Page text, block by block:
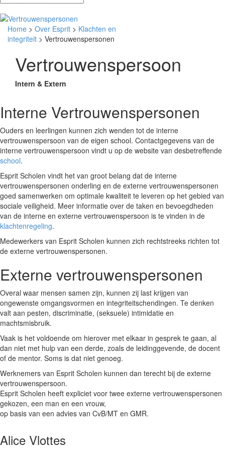
Home > Over Esprit > Klachten en
integriteit > Vertrouwenspersonen
Vertrouwenspersoon
Intern & Extern
Interne Vertrouwenspersonen
Ouders en leerlingen kunnen zich wenden tot de interne
vertrouwenspersoon van de eigen school. Contactgegevens van de
interne vertrouwenspersoon vindt u op de website van desbetreffende
school.
Esprit Scholen vindt het van groot belang dat de interne
vertrouwenspersonen onderling en de externe vertrouwenspersonen
goed samenwerken om optimale kwaliteit te leveren op het gebied van
sociale veiligheid. Meer informatie over de taken en bevoegdheden
van de interne en externe vertrouwenspersoon is te vinden in de
klachtenregeling.
Medewerkers van Esprit Scholen kunnen zich rechtstreeks richten tot
de externe vertrouwenspersonen.
Externe vertrouwenspersonen
Overal waar mensen samen zijn, kunnen zij last krijgen van
ongewenste omgangsvormen en integriteitschendingen. Te denken
valt aan pesten, discriminatie, (seksuele) intimidatie en
machtsmisbruik.
Vaak is het voldoende om hierover met elkaar in gesprek te gaan, al
dan niet met hulp van een derde, zoals de leidinggevende, de docent
of de mentor. Soms is dat niet genoeg.
Werknemers van Esprit Scholen kunnen dan terecht bij de externe
vertrouwenspersoon.
Esprit Scholen heeft expliciet voor twee externe vertrouwenspersonen
gekozen, een man en een vrouw,
op basis van een advies van CvB/MT en GMR.
Alice Vlottes